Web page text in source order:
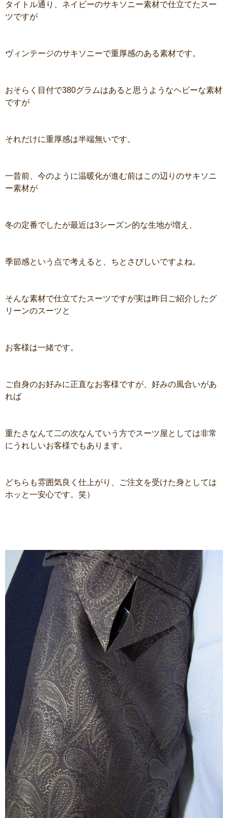
タイトル通り、ネイビーのサキソニー素材で仕立てたスー
ツですが
ヴィンテージのサキソニーで重厚感のある素材です。
おそらく目付で380グラムはあると思うようなヘビーな素材
ですが
それだけに重厚感は半端無いです。
一昔前、今のように温暖化が進む前はこの辺りのサキソニ
ー素材が
冬の定番でしたが最近は3シーズン的な生地が増え、
季節感という点で考えると、ちとさびしいですよね。
そんな素材で仕立てたスーツですが実は昨日ご紹介したグ
リーンのスーツと
お客様は一緒です。
ご自身のお好みに正直なお客様ですが、好みの風合いがあ
れば
重たさなんて二の次なんていう方でスーツ屋としては非常
にうれしいお客様でもあります。
どちらも雰囲気良く仕上がり、ご注文を受けた身としては
ホッと一安心です。笑）